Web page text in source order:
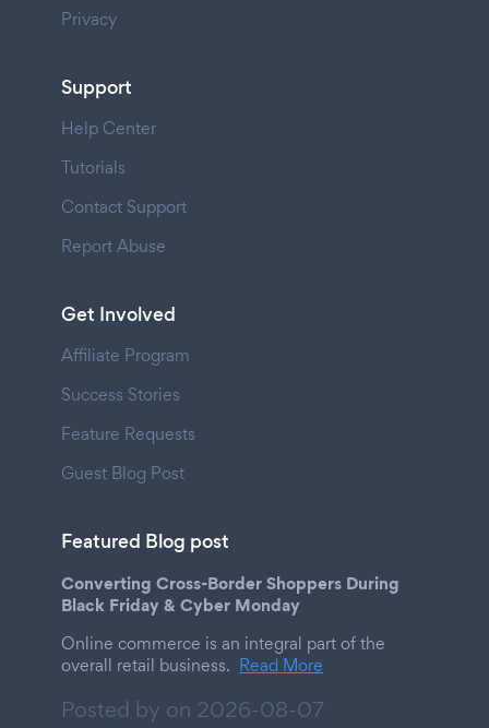
Privacy
Support
Help Center
Tutorials
Contact Support
Report Abuse
Get Involved
Affiliate Program
Success Stories
Feature Requests
Guest Blog Post
Featured Blog post
Converting Cross-Border Shoppers During
Black Friday & Cyber Monday
Online commerce is an integral part of the
overall retail business. Read More
Posted by on 2026-08-07